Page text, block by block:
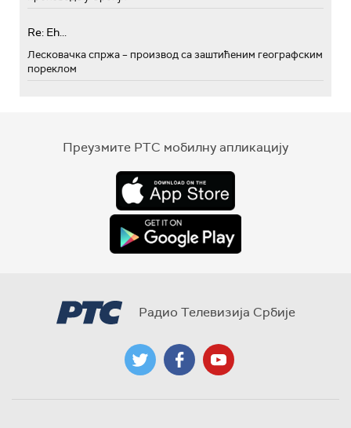
Re: Eh...
Лесковачка спржа – производ са заштићеним географским
пореклом
Преузмите РТС мобилну апликацију
Радио Телевизија Србије